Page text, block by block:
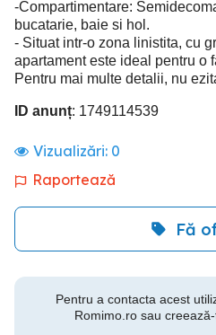
-Compartimentare:
bucatarie, baie si hol.
- Situat intr-o zona linistita, cu
apartament este ideal pentru o
Pentru mai multe detalii, nu
ID anunț: 1749114539
Vizualizări: 0
Raportează
Fă
Pentru a contacta acest
Romimo.ro sau